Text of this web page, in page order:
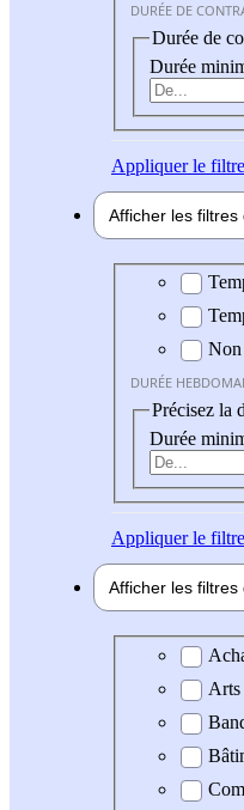
DURÉE DE
Durée de
Durée
Appliquerle filtre
Afficher les filtres
Durée
Non
DURÉE
Précisez la
Durée
Appliquerle filtre
Afficher les filtres
Domaine
Arts